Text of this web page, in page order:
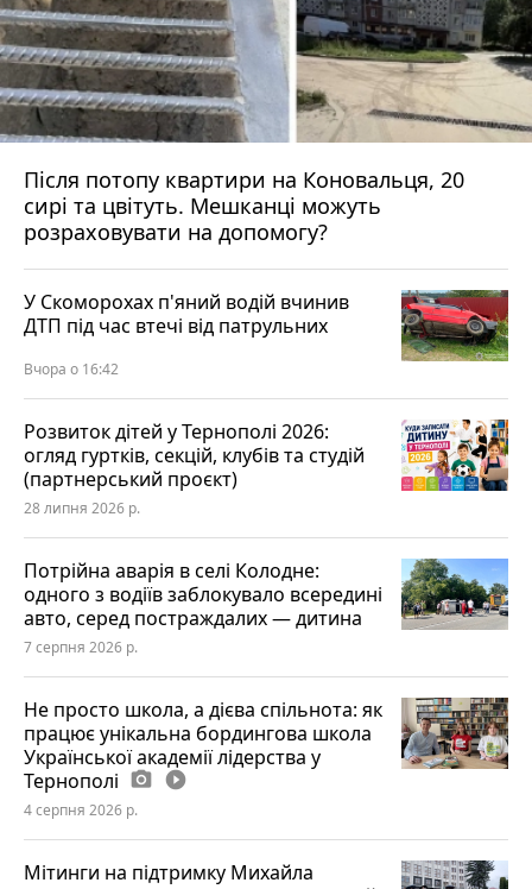
Після потопу квартири на Коновальця, 20
сирі та цвітуть. Мешканці можуть
розраховувати на допомогу?
У Скоморохах п'яний водій вчинив
ДТП під час втечі від патрульних
Вчора о 16:42
Розвиток дітей у Тернополі 2026:
огляд гуртків, секцій, клубів та студій
(партнерський проєкт)
28 липня 2026 р.
Потрійна аварія в селі Колодне:
одного з водіїв заблокувало всередині
авто, серед постраждалих — дитина
7 серпня 2026 р.
Не просто школа, а дієва спільнота: як
працює унікальна бордингова школа
Української академії лідерства у
Тернополі photo_camera play_circle_filled
4 серпня 2026 р.
Мітинги на підтримку Михайла